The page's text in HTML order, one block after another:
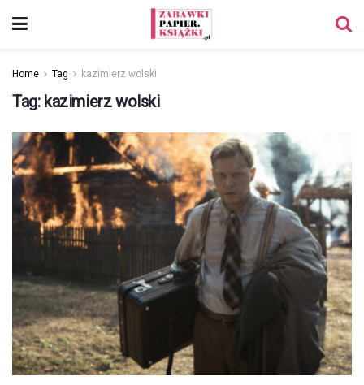
Home Tag kazimierz wolski
Tag: kazimierz wolski